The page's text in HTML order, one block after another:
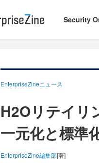
Security
EnterpriseZineニュース
H2Oリテイ
一元化と標準
EnterpriseZine編集部[著]